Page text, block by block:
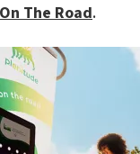
The Road.